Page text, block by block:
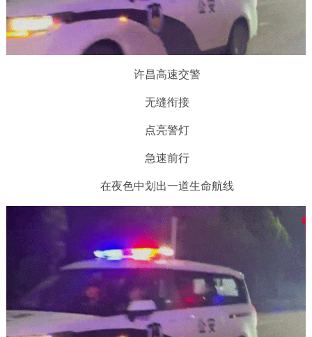
许昌高速交警
无缝衔接
点亮警灯
急速前行
在夜色中划出一道生命航线